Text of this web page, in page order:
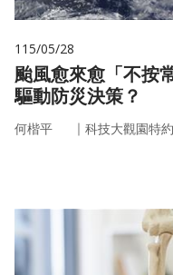
115/05/28
颱風愈來愈「不按
驅動防災決策？
何楷平 ｜ 科技大觀園特